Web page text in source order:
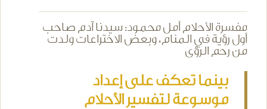
مفسرة الأحلام أمل محمود: سيدنا آدم صاحب
أول رؤية في المنام، وبعض الاختراعات ولدت
من رحم الرؤى
بينما تعكف على إعداد
موسوعة لتفسير الأحلام